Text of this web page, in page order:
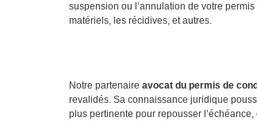
suspension ou l’annulation de votre
matériels, les récidives, et autres.
Notre partenaire avocat du permis de
revalidés. Sa connaissance juridique
plus pertinente pour repousser